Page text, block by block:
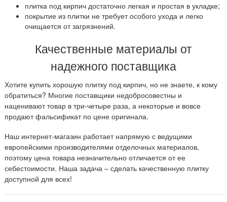
плитка под кирпич достаточно легкая и простая в укладке;
покрытие из плитки не требует особого ухода и легко
очищается от загрязнений.
Качественные материалы от
надежного поставщика
Хотите купить хорошую плитку под кирпич, но не знаете, к кому
обратиться? Многие поставщики недобросовестны и
наценивают товар в три-четыре раза, а некоторые и вовсе
продают фальсификат по цене оригинала.
Наш интернет-магазин работает напрямую с ведущими
европейскими производителями отделочных материалов,
поэтому цена товара незначительно отличается от ее
себестоимости. Наша задача – сделать качественную плитку
доступной для всех!